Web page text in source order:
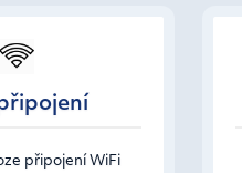
připojení WiFi